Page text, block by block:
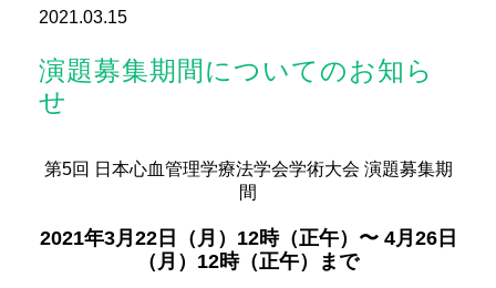
2021.03.15
演題募集期間についてのお知ら
せ
第5回 日本心血管理学療法学会学術大会 演題募集期
間
2021年3月22日（月）12時（正午）〜 4月26日
（月）12時（正午）まで